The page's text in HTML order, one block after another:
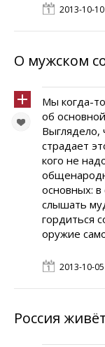
2013-10-
О мужском
Мы когда-
об
Выглядело,
страдает
кого не
основных: в
слышать
гордиться
оружие
2013-10-
Россия